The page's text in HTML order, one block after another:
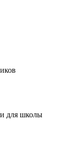
для школы